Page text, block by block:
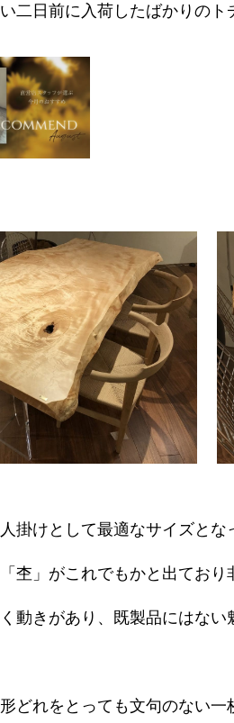
二日前に入荷したばかりのト
掛けとして最適なサイズとな
杢」がこれでもかと出ており
動きがあり、既製品にはない
どれをとっても文句のない一